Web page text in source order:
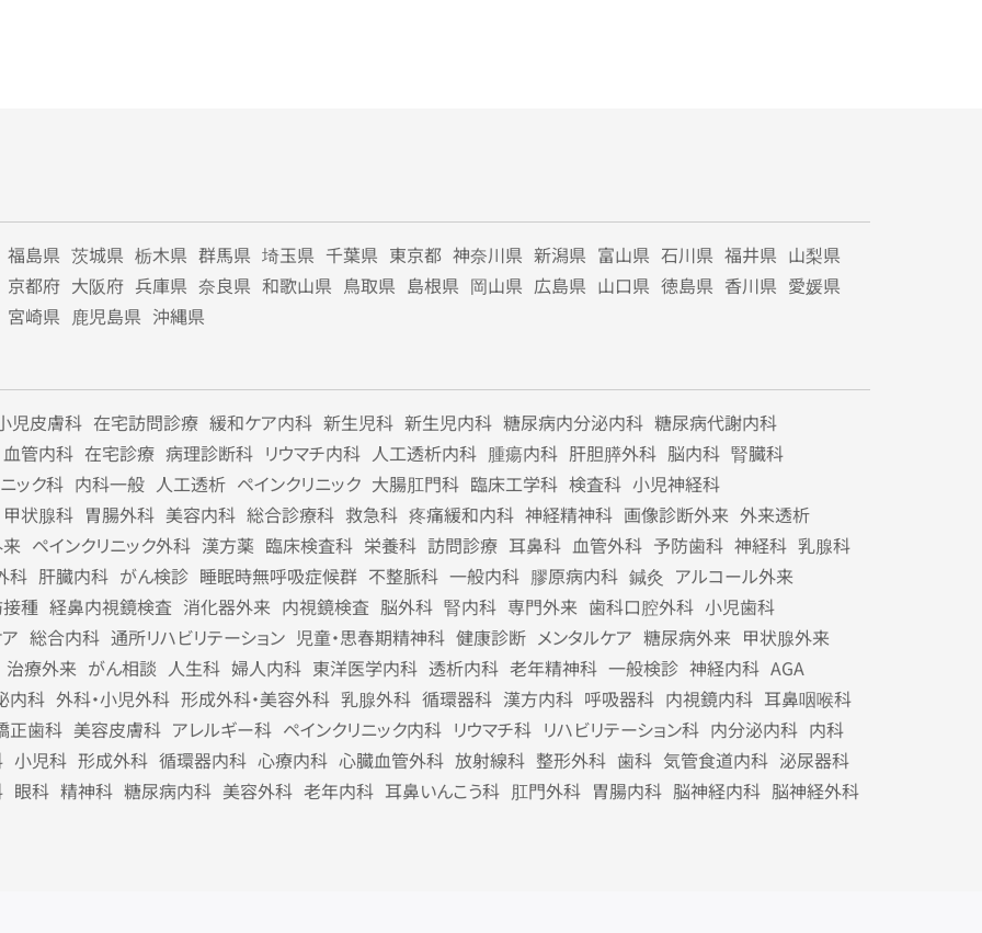
福島県 茨城県 栃木県 群馬県 埼玉県 千葉県 東京都 神奈川県 新潟県 富山県 石川県 福井県 山梨県
京都府 大阪府 兵庫県 奈良県 和歌山県 鳥取県 島根県 岡山県 広島県 山口県 徳島県 香川県 愛媛県
宮崎県 鹿児島県 沖縄県
児皮膚科 在宅訪問診療 緩和ケア内科 新生児科 新生児内科 糖尿病内分泌内科 糖尿病代謝内科
血管内科 在宅診療 病理診断科 リウマチ内科 人工透析内科 腫瘍内科 肝胆膵外科 脳内科 腎臓科
ック科 内科一般 人工透析 ペインクリニック 大腸肛門科 臨床工学科 検査科 小児神経科
甲状腺科 胃腸外科 美容内科 総合診療科 救急科 疼痛緩和内科 神経精神科 画像診断外来 外来透析
ペインクリニック外科 漢方薬 臨床検査科 栄養科 訪問診療 耳鼻科 血管外科 予防歯科 神経科 乳腺科
科 肝臓内科 がん検診 睡眠時無呼吸症候群 不整脈科 一般内科 膠原病内科 鍼灸 アルコール外来
種 経鼻内視鏡検査 消化器外来 内視鏡検査 脳外科 腎内科 専門外来 歯科口腔外科 小児歯科
総合内科 通所リハビリテーション 児童・思春期精神科 健康診断 メンタルケア 糖尿病外来 甲状腺外来
治療外来 がん相談 人生科 婦人内科 東洋医学内科 透析内科 老年精神科 一般検診 神経内科 AGA
内科 外科・小児外科 形成外科・美容外科 乳腺外科 循環器科 漢方内科 呼吸器科 内視鏡内科 耳鼻咽喉科
正歯科 美容皮膚科 アレルギー科 ペインクリニック内科 リウマチ科 リハビリテーション科 内分泌内科 内科
小児科 形成外科 循環器内科 心療内科 心臓血管外科 放射線科 整形外科 歯科 気管食道内科 泌尿器科
眼科 精神科 糖尿病内科 美容外科 老年内科 耳鼻いんこう科 肛門外科 胃腸内科 脳神経内科 脳神経外科